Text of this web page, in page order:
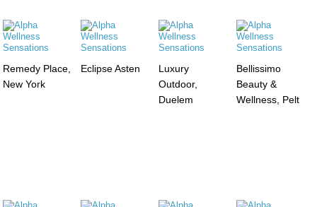
Remedy Place,
New York
Eclipse Asten
Luxury
Outdoor,
Duelem
Bellissimo
Beauty &
Wellness, Pelt